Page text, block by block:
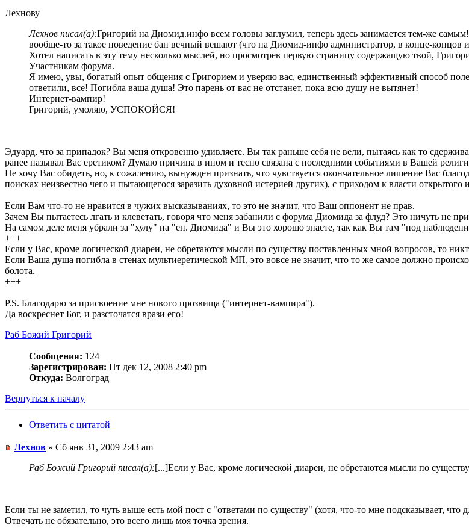
Лехнову
Лехнов писал(а):Григорий на Диомид.инфо всем головы заглумил, теперь здесь занимается тем-же
вообще-то за такое поведение бан вечный вешают (что на Диомид-инфо администратор, в конце-концов
Хотел написать в эту тему несколько мыслей, но просмотрев первую страницу содержащую твой,
Участникам форума.
Я имею, увы, богатый опыт общения с Григорием и уверяю вас, единственный эффективный способ
ответили, все! Погибла ваша душа! Это парень от вас не отстанет, пока всю душу не вытянет!
Интернет-вампир!
Григорий, умоляю, УСПОКОЙСЯ!
Эдуард, что за припадок? Вы меня откровенно удивляете. Вы так раньше себя не вели, пытаясь как то
ранее называл Вас еретиком? Думаю причина в ином и тесно связана с последними событиями в Вашей
Не хочу Вас обидеть, но, к сожалению, вынужден признать, что чувствуется окончательное лишение Вас
поисках неизвестно чего и пытающегося заразить духовной истерией других), с приходом к власти открытого
Если Вам что-то не нравится в чужих высказываниях, то это не значит, что Ваш оппонент не прав.
Зачем Вы пытаетесь лгать и клеветать, говоря что меня забанили с форума Диомида за флуд? Это ничуть не
На самом деле меня убрали за "хулу" на "еп. Диомида" и Вы это хорошо знаете, так как Вы там "под
+++
Если у Вас, кроме логической диареи, не обретаются мысли по существу поставленных мной вопросов, то
Если Ваша душа погибла в стенах мультиеретической МП, это вовсе не значит, что то же самое должно
болота.
+++
P.S. Благодарю за присвоение мне нового прозвища ("интернет-вампира").
Да воскреснет Бог, и разсточатся врази его!
Раб Божий Григорий
Сообщения: 124
Зарегистрирован: Пт дек 12, 2008 2:40 pm
Откуда: Волгоград
Вернуться к началу
Ответить с цитатой
Лехнов » Сб янв 31, 2009 2:43 am
Раб Божий Григорий писал(а):[...]Если у Вас, кроме логической диареи, не обретаются мысли по
Если ты не заметил, то чуть выше есть мой пост с "ответами по существу" (хотя, что-то мне подсказывает, что
Отвечать не обязательно, это всего лишь моя точка зрения.